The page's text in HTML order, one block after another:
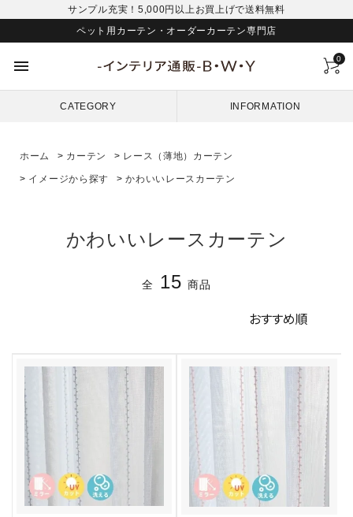
サンプル充実！5,000円以上お買上げで送料無料
ペット用カーテン・オーダーカーテン専門店
menu 0
CATEGORY INFORMATION
ホーム > カーテン > レース（薄地）カーテン
> イメージから探す > かわいいレースカーテン
かわいいレースカーテン
全 15 商品